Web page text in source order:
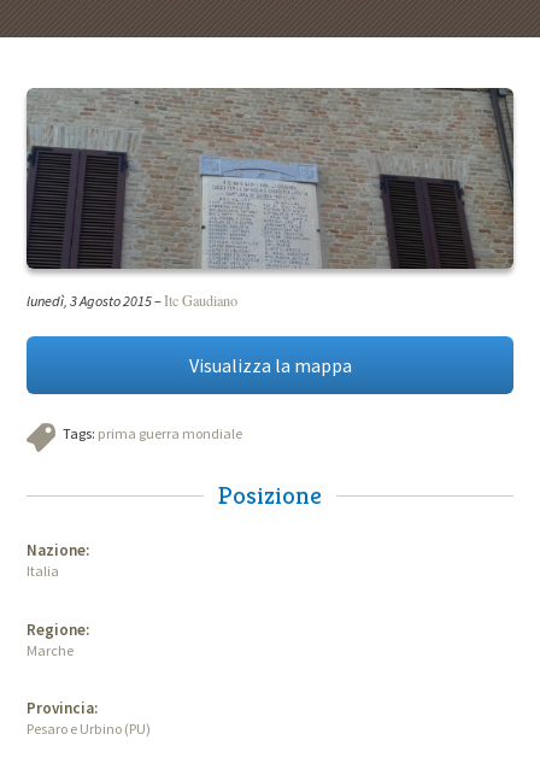
lunedì, 3 Agosto 2015–Itc Gaudiano
Visualizza la mappa
Tags: prima guerra mondiale
Posizione
Nazione:
Italia
Regione:
Marche
Provincia:
Pesaro e Urbino (PU)